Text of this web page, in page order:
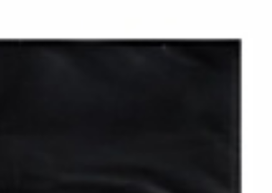
en VF. Contrairement aux plateformes